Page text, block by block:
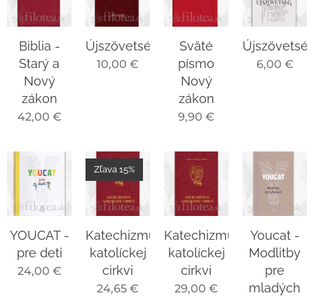
Biblia -
Starý a
Nový
zákon
42,00 €
Újszövetség
10,00 €
Sväté
písmo
Nový
zákon
9,90 €
6,00 €
YOUCAT -
pre deti
24,00 €
Katechizmus
katolíckej
cirkvi
Zľava 15%
24,65 €
Katechizmus
katolíckej
cirkvi
29,00 €
Youcat -
Modlitby
pre
mladých